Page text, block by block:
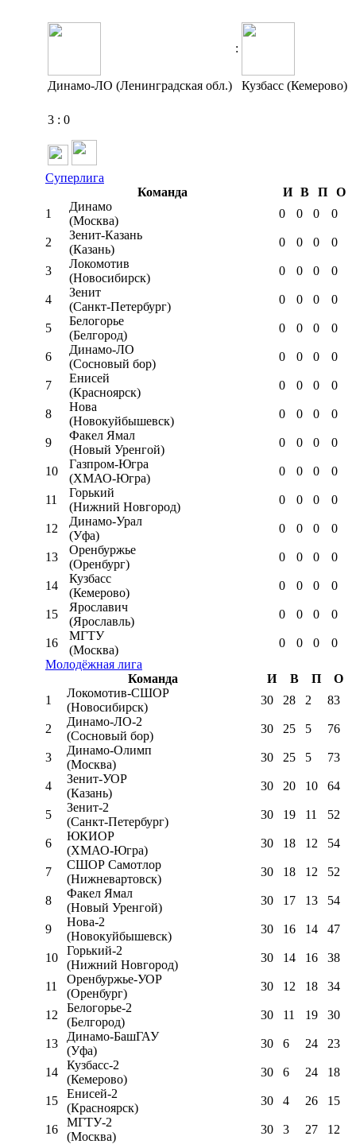
:
Динамо-ЛО (Ленинградская обл.) Кузбасс (Кемерово)
3 : 0
Суперлига
Команда
И В П
О
1
Динамо
(Москва)
0 0 0 0
2
Зенит-Казань
(Казань)
0 0 0 0
3
Локомотив
(Новосибирск)
0 0 0 0
4
Зенит
(Санкт-Петербург)
0 0 0 0
5
Белогорье
(Белгород)
0 0 0 0
6
Динамо-ЛО
(Сосновый бор)
0 0 0 0
7
Енисей
(Красноярск)
0 0 0 0
8
Нова
(Новокуйбышевск)
0 0 0 0
9
Факел Ямал
(Новый Уренгой)
0 0 0 0
10
Газпром-Югра
(ХМАО-Югра)
0 0 0 0
11
Горький
(Нижний Новгород)
0 0 0 0
12
Динамо-Урал
(Уфа)
0 0 0 0
13
Оренбуржье
(Оренбург)
0 0 0 0
14
Кузбасс
(Кемерово)
0 0 0 0
15
Ярославич
(Ярославль)
0 0 0 0
16
МГТУ
(Москва)
0 0 0
0
Молодёжная лига
Команда
И В П
О
1
Локомотив-CШОР
(Новосибирск)
30 28 2 83
2
Динамо-ЛО-2
(Сосновый бор)
30 25 5 76
3
Динамо-Олимп
(Москва)
30 25 5 73
4
Зенит-УОР
(Казань)
30 20 10 64
5
Зенит-2
(Санкт-Петербург)
30 19 11 52
6
ЮКИОР
(ХМАО-Югра)
30 18 12 54
7
СШОР Самотлор
(Нижневартовск)
30 18 12 52
8
Факел Ямал
(Новый Уренгой)
30 17 13 54
9
Нова-2
(Новокуйбышевск)
30 16 14 47
10
Горький-2
(Нижний Новгород)
30 14 16 38
11
Оренбуржье-УОР
(Оренбург)
30 12 18 34
12
Белогорье-2
(Белгород)
30 11 19 30
13
Динамо-БашГАУ
(Уфа)
30 6 24 23
14
Кузбасс-2
(Кемерово)
30 6 24 18
15
Енисей-2
(Красноярск)
30 4 26 15
16
МГТУ-2
(Москва)
30 3 27 12